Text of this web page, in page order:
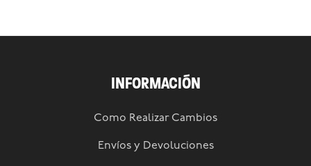
INFORMACIÓN
Como Realizar Cambios
Envíos y Devoluciones